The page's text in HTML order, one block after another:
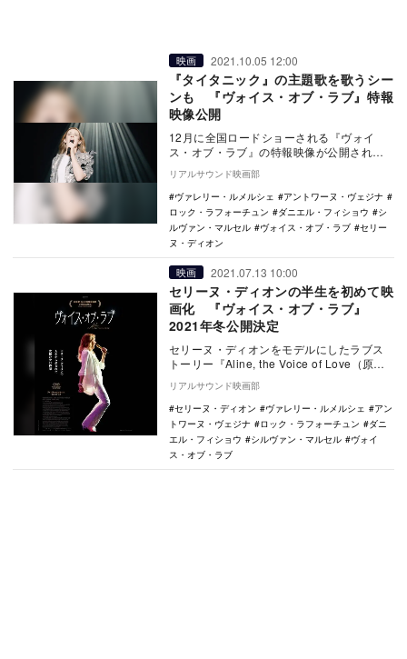
映画 2021.10.05 12:00
『タイタニック』の主題歌を歌うシー
ンも 『ヴォイス・オブ・ラブ』特報
映像公開
12月に全国ロードショーされる『ヴォイ
ス・オブ・ラブ』の特報映像が公開され
た。 アルバム総売上2億5000万枚を超
え、グラミ…
リアルサウンド映画部
ヴァレリー・ルメルシェ
アントワーヌ・ヴェジナ
ロック・ラフォーチュン
ダニエル・フィショウ
シ
ルヴァン・マルセル
ヴォイス・オブ・ラブ
セリー
ヌ・ディオン
映画 2021.07.13 10:00
セリーヌ・ディオンの半生を初めて映
画化 『ヴォイス・オブ・ラブ』
2021年冬公開決定
セリーヌ・ディオンをモデルにしたラブス
トーリー『Aline, the Voice of Love（原
題）』が、『ヴォイス・オブ・…
リアルサウンド映画部
セリーヌ・ディオン
ヴァレリー・ルメルシェ
アン
トワーヌ・ヴェジナ
ロック・ラフォーチュン
ダニ
エル・フィショウ
シルヴァン・マルセル
ヴォイ
ス・オブ・ラブ